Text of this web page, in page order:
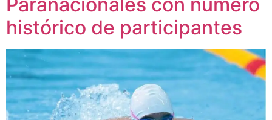
histórico de participantes